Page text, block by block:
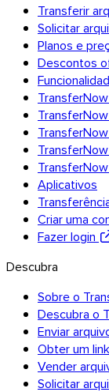
Android
Extensões
Transferir
Solicitar
Planos e
Descontos
Aplicativos
Criar uma
Fazer login
Descubra
Sobre o
Descubra o
Enviar
Obter um
Vender
Solicitar